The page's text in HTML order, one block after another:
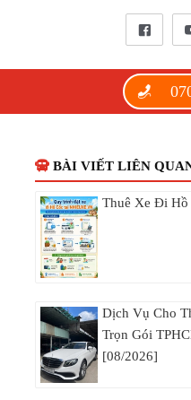
BÀI VIẾT LIÊN
Thuê Xe Đi Hồ
Dịch Vụ Cho
Trọn Gói
[08/2026]